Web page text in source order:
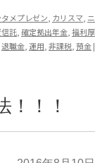
メプレゼン カリスマ ニ
託 確定拠出年金 福利厚
退職金 運用 非課税 預金|
！！！